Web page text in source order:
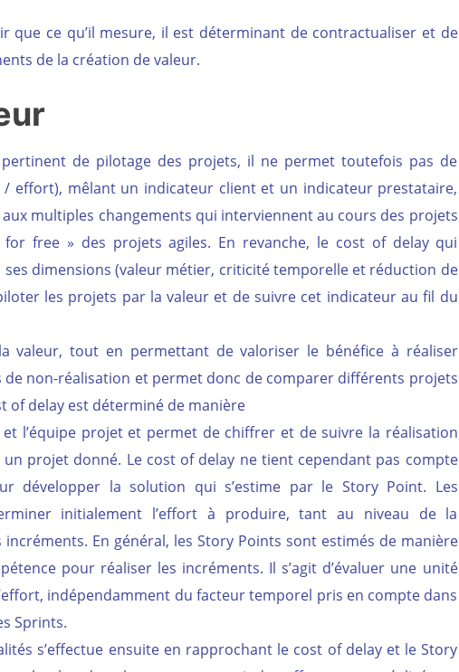
que ce qu’il mesure, il est déterminant de contractualiser et de
de la création de valeur.
de pilotage des projets, il ne permet toutefois pas de
/ effort), mêlant un indicateur client et un indicateur prestataire,
multiples changements qui interviennent au cours des projets
free » des projets agiles. En revanche, le cost of delay qui
ses dimensions (valeur métier, criticité temporelle et réduction de
les projets par la valeur et de suivre cet indicateur au fil du
valeur, tout en permettant de valoriser le bénéfice à réaliser
non-réalisation et permet donc de comparer différents projets
of delay est déterminé de manière
l’équipe projet et permet de chiffrer et de suivre la réalisation
projet donné. Le cost of delay ne tient cependant pas compte
développer la solution qui s’estime par le Story Point. Les
initialement l’effort à produire, tant au niveau de la
En général, les Story Points sont estimés de manière
pour réaliser les incréments. Il s’agit d’évaluer une unité
indépendamment du facteur temporel pris en compte dans
Sprints.
s’effectue ensuite en rapprochant le cost of delay et le Story